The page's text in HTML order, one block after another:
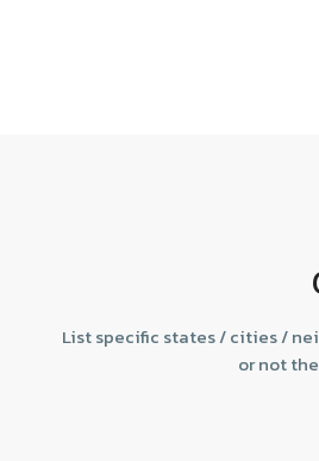
List specific states / cities /
or not